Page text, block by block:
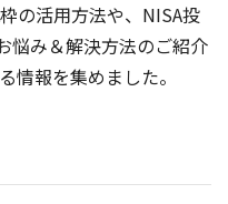
の活用方法や、NISA投
悩み＆解決方法のご紹介
情報を集めました。